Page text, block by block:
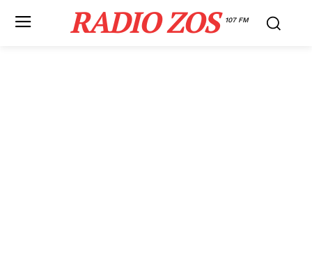
RADIO ZOS 107 FM